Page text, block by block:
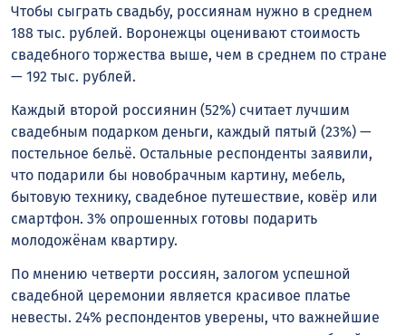
Чтобы сыграть свадьбу, россиянам нужно в среднем
188 тыс. рублей. Воронежцы оценивают стоимость
свадебного торжества выше, чем в среднем по стране
— 192 тыс. рублей.
Каждый второй россиянин (52%) считает лучшим
свадебным подарком деньги, каждый пятый (23%) —
постельное бельё. Остальные респонденты заявили,
что подарили бы новобрачным картину, мебель,
бытовую технику, свадебное путешествие, ковёр или
смартфон. 3% опрошенных готовы подарить
молодожёнам квартиру.
По мнению четверти россиян, залогом успешной
свадебной церемонии является красивое платье
невесты. 24% респондентов уверены, что важнейшие